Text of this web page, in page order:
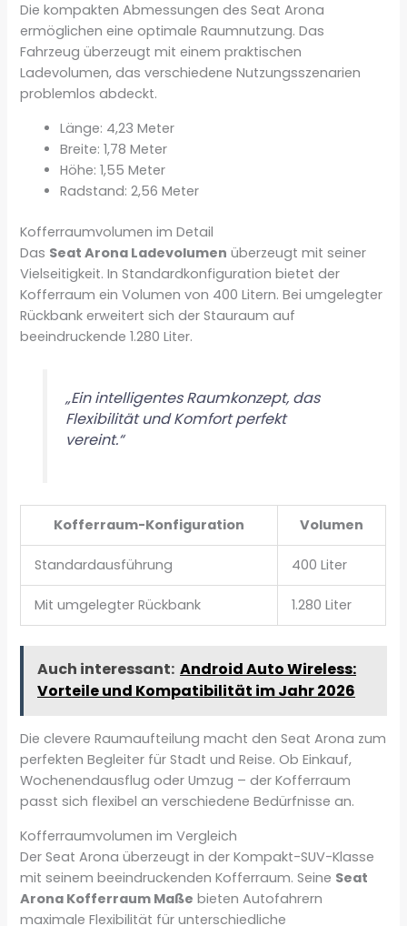
Die kompakten Abmessungen des Seat Arona
ermöglichen eine optimale Raumnutzung. Das
Fahrzeug überzeugt mit einem praktischen
Ladevolumen, das verschiedene Nutzungsszenarien
problemlos abdeckt.
Länge: 4,23 Meter
Breite: 1,78 Meter
Höhe: 1,55 Meter
Radstand: 2,56 Meter
Kofferraumvolumen im Detail
Das Seat Arona Ladevolumen überzeugt mit seiner
Vielseitigkeit. In Standardkonfiguration bietet der
Kofferraum ein Volumen von 400 Litern. Bei umgelegter
Rückbank erweitert sich der Stauraum auf
beeindruckende 1.280 Liter.
„Ein intelligentes Raumkonzept, das
Flexibilität und Komfort perfekt
vereint.“
Kofferraum-Konfiguration Volumen
Standardausführung 400 Liter
Mit umgelegter Rückbank 1.280 Liter
Auch interessant: Android Auto Wireless:
Vorteile und Kompatibilität im Jahr 2026
Die clevere Raumaufteilung macht den Seat Arona zum
perfekten Begleiter für Stadt und Reise. Ob Einkauf,
Wochenendausflug oder Umzug – der Kofferraum
passt sich flexibel an verschiedene Bedürfnisse an.
Kofferraumvolumen im Vergleich
Der Seat Arona überzeugt in der Kompakt-SUV-Klasse
mit seinem beeindruckenden Kofferraum. Seine Seat
Arona Kofferraum Maße bieten Autofahrern
maximale Flexibilität für unterschiedliche